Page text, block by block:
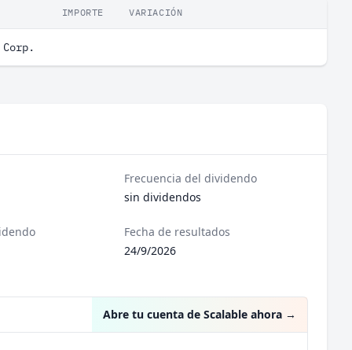
IMPORTE VARIACIÓN
Frecuencia del dividendo
sin dividendos
Fecha de resultados
24/9/2026
Abre tu cuenta de Scalable ahora →